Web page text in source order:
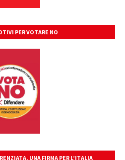
PER VOTARE NO
UNA FIRMA PER L’ITALIA